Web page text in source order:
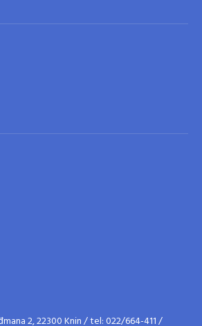
2, 22300 Knin / tel: 022/664-411 /